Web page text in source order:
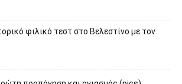
φιλικό τεστ στο Βελεστίνο με τον